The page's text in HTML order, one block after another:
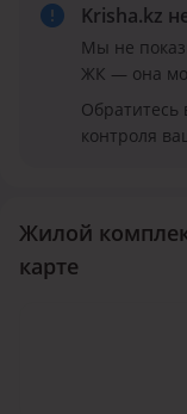
Krisha.kz
Мы не
ЖК — она
Обратитесь
контроля
Жилой
карте